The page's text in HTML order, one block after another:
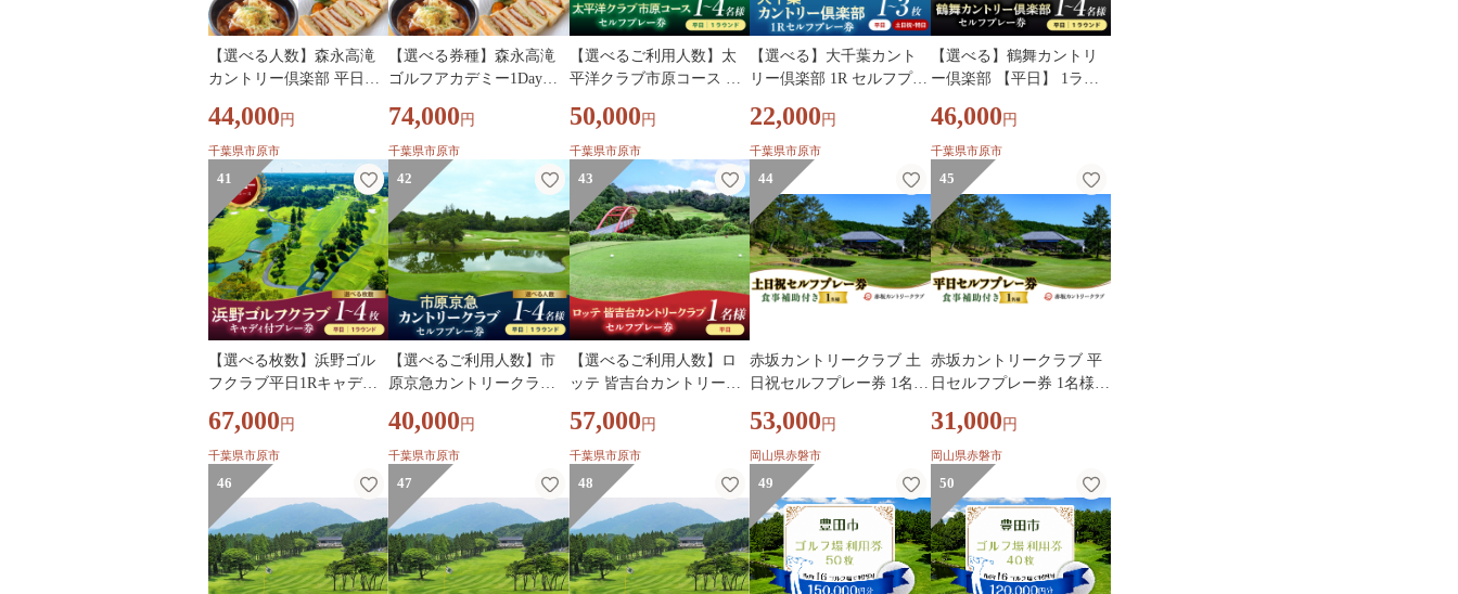
【選べる人数】森永高滝
カントリー倶楽部 平日セ
様/2名様/4名様）
44,000 円
千葉県市原市
【選べる券種】森永高滝
ゴルフアカデミー1Dayレ
日/平日）
74,000 円
千葉県市原市
【選べるご利用人数】太
平洋クラブ市原コース 平
様
50,000 円
千葉県市原市
【選べる】大千葉カント
リー倶楽部 1R セルフプレ
日】1～3枚（平日：1月～
12月の期間内全日 / 土日
祝・特日：1月～9月の期
間内全日）
22,000 円
千葉県市原市
【選べる】鶴舞カントリ
ー倶楽部 【平日】 1ラウ
4名様＞
46,000 円
千葉県市原市
41
【選べる枚数】浜野ゴル
フクラブ平日1Rキャディ
9月、1月～3月）
67,000円
千葉県市原市
42
【選べるご利用人数】市
原京急カントリークラブ
【1名様 ～ 4名様】
40,000円
千葉県市原市
43
【選べるご利用人数】ロ
ッテ 皆吉台カントリーク
/ 2名様】
57,000円
千葉県市原市
44
赤坂カントリークラブ 土
日祝セルフプレー券 1名様
ー 岡山県 赤磐市
53,000円
岡山県赤磐市
45
赤坂カントリークラブ 平
日セルフプレー券 1名様
ー 岡山県 赤磐市
31,000円
岡山県赤磐市
46 47 48 49 50